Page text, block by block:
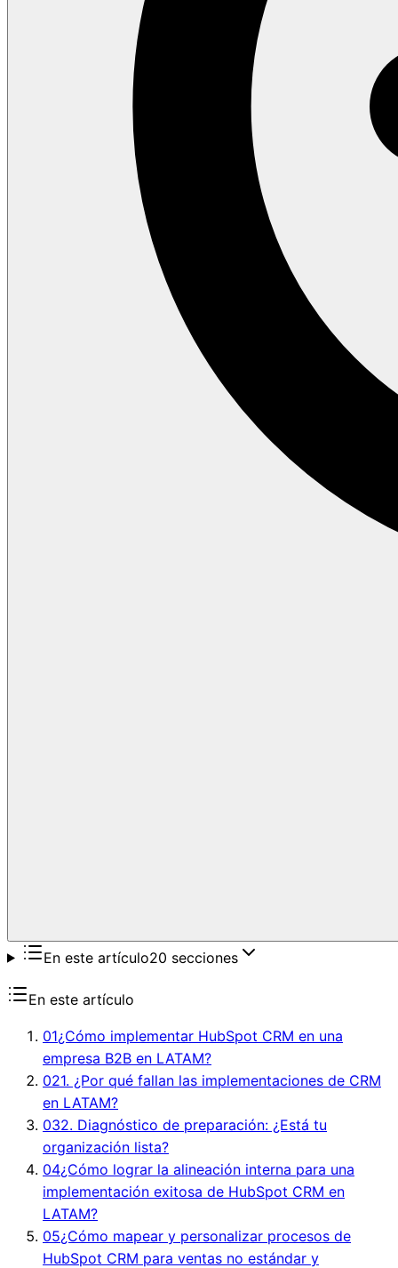
En este artículo20 secciones
En este artículo
01¿Cómo implementar HubSpot CRM en una
empresa B2B en LATAM?
021. ¿Por qué fallan las implementaciones de CRM
en LATAM?
032. Diagnóstico de preparación: ¿Está tu
organización lista?
04¿Cómo lograr la alineación interna para una
implementación exitosa de HubSpot CRM en
LATAM?
05¿Cómo mapear y personalizar procesos de
HubSpot CRM para ventas no estándar y